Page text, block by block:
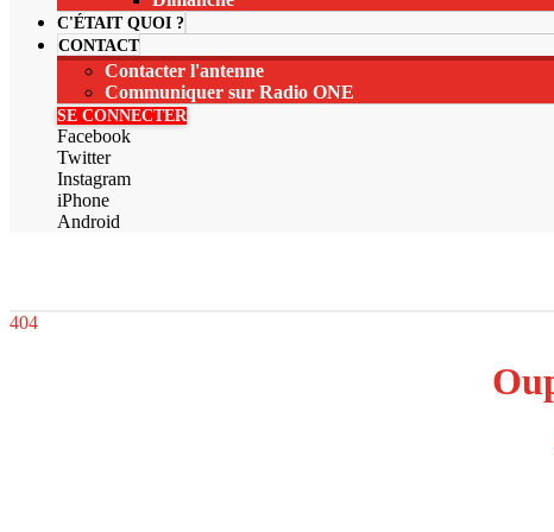
C'ÉTAIT QUOI ?
CONTACT
Contacter l'antenne
Communiquer sur Radio ONE
SE CONNECTER
Facebook
Twitter
Instagram
iPhone
Android
404